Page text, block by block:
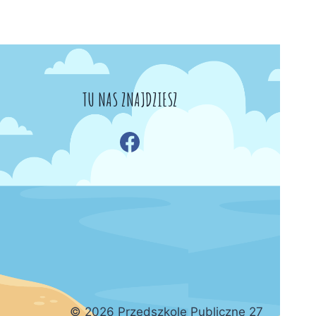
TU NAS ZNAJDZIESZ
© 2026 Przedszkole Publiczne 27